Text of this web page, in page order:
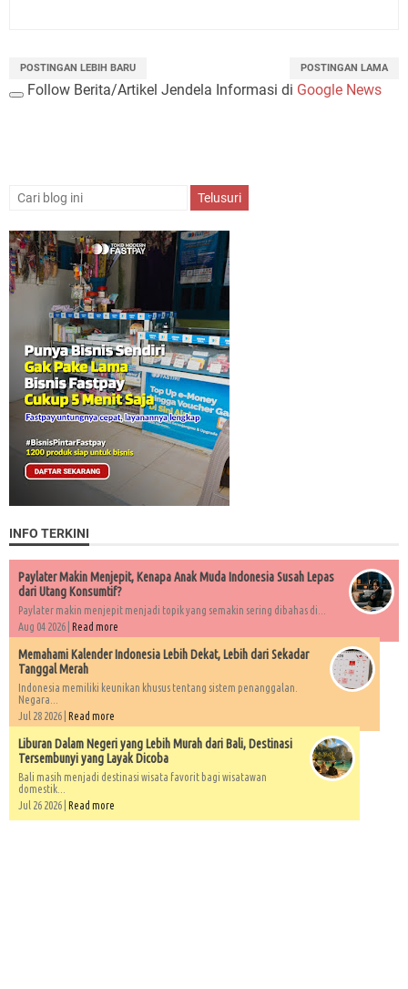
POSTINGAN LEBIH BARU POSTINGAN LAMA
Follow Berita/Artikel Jendela Informasi di Google News
INFO TERKINI
Paylater Makin Menjepit, Kenapa Anak Muda Indonesia Susah Lepas
dari Utang Konsumtif?
Paylater makin menjepit menjadi topik yang semakin sering dibahas di...
Aug 04 2026 | Read more
Memahami Kalender Indonesia Lebih Dekat, Lebih dari Sekadar
Tanggal Merah
Indonesia memiliki keunikan khusus tentang sistem penanggalan.
Negara...
Jul 28 2026 | Read more
Liburan Dalam Negeri yang Lebih Murah dari Bali, Destinasi
Tersembunyi yang Layak Dicoba
Bali masih menjadi destinasi wisata favorit bagi wisatawan
domestik...
Jul 26 2026 | Read more